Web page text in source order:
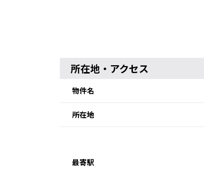
所在地・アクセス
物件名
所在地
最寄駅